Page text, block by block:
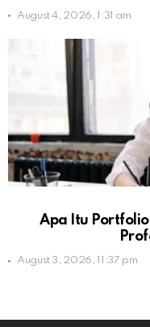
August 4, 2026, 1:31 am
Apa Itu
August 3, 2026, 11:37 pm